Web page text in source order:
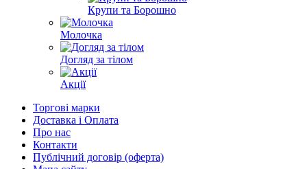
Крупи та Борошно
Молочка
Догляд за тілом
Акції
Торгові марки
Доставка і Оплата
Про нас
Контакти
Публічний договір (оферта)